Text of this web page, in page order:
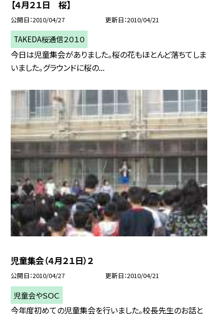
【４月２１日 桜】
公開日 2010/04/27 更新日 2010/04/21
TAKEDA桜通信２０１０
今日は児童集会がありました。桜の花もほとんど落ちてしま
いました。グラウンドに桜の...
児童集会（４月２１日）２
公開日 2010/04/27 更新日 2010/04/21
児童会やＳＯＣ
今年度初めての児童集会を行いました。校長先生のお話と